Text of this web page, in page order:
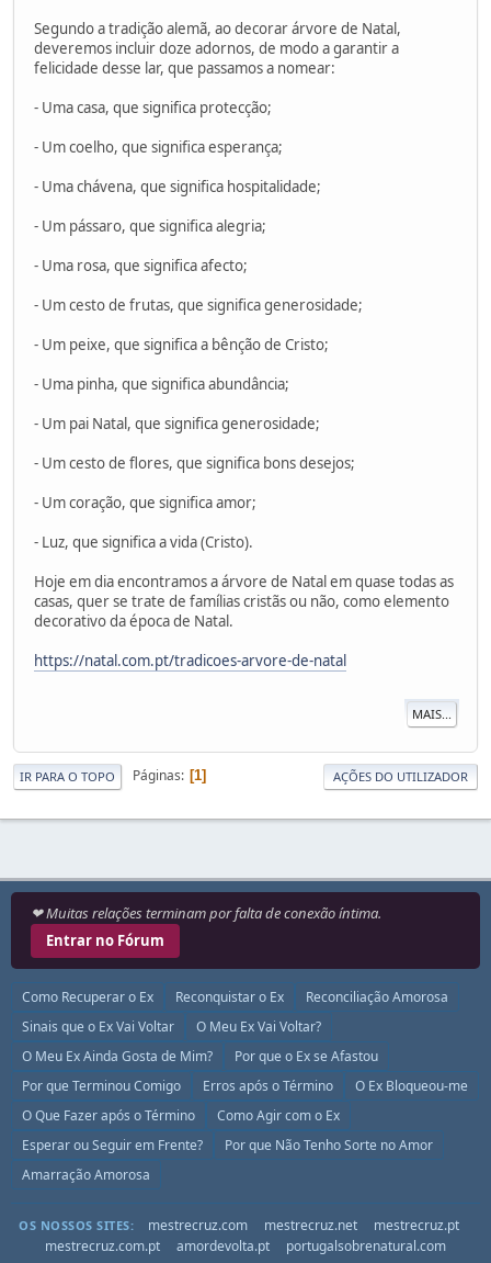
Segundo a tradição alemã, ao decorar árvore de Natal,
deveremos incluir doze adornos, de modo a garantir a
felicidade desse lar, que passamos a nomear:
- Uma casa, que significa protecção;
- Um coelho, que significa esperança;
- Uma chávena, que significa hospitalidade;
- Um pássaro, que significa alegria;
- Uma rosa, que significa afecto;
- Um cesto de frutas, que significa generosidade;
- Um peixe, que significa a bênção de Cristo;
- Uma pinha, que significa abundância;
- Um pai Natal, que significa generosidade;
- Um cesto de flores, que significa bons desejos;
- Um coração, que significa amor;
- Luz, que significa a vida (Cristo).
Hoje em dia encontramos a árvore de Natal em quase todas as
casas, quer se trate de famílias cristãs ou não, como elemento
decorativo da época de Natal.
https://natal.com.pt/tradicoes-arvore-de-natal
MAIS...
IR PARA O TOPO Páginas 1 AÇÕES DO UTILIZADOR
❤ Muitas relações terminam por falta de conexão íntima.
Entrar no Fórum
Como Recuperar o Ex Reconquistar o Ex
Reconciliação Amorosa
Sinais que o Ex Vai Voltar
O Meu Ex Vai Voltar?
O Meu Ex Ainda Gosta de Mim?
Por que o Ex se Afastou
Por que Terminou Comigo
Erros após o Término
O Ex Bloqueou-me
O Que Fazer após o Término
Como Agir com o Ex
Esperar ou Seguir em Frente?
Por que Não Tenho Sorte no Amor
Amarração Amorosa
OS NOSSOS SITES: mestrecruz.com mestrecruz.net
mestrecruz.pt
mestrecruz.com.pt
amordevolta.pt portugalsobrenatural.com